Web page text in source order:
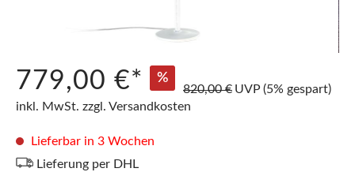
779,00 €* %
820,00 € UVP (5% gespart)
inkl. MwSt. zzgl. Versandkosten
Lieferbar in 3 Wochen
Lieferung per DHL